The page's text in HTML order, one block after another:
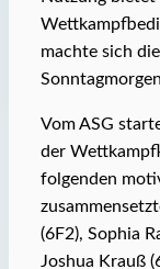
machte sich
Vom ASG
der
folgenden
(6F2), Sophia
Joshua Krauß